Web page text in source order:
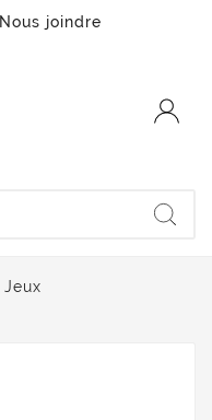
Nous joindre
Jeux